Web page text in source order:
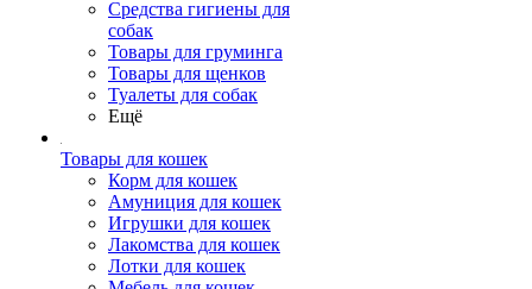
Средства гигиены для
собак
Товары для груминга
Товары для щенков
Туалеты для собак
Ещё
Товары для кошек
Корм для кошек
Амуниция для кошек
Игрушки для кошек
Лакомства для кошек
Лотки для кошек